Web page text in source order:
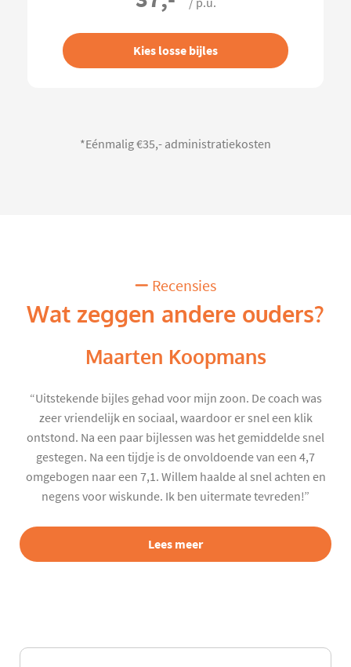
/ p.u.
Kies losse bijles
*Eénmalig €35,- administratiekosten
Recensies
Wat zeggen andere ouders?
Maarten Koopmans
“Uitstekende bijles gehad voor mijn zoon. De coach was
zeer vriendelijk en sociaal, waardoor er snel een klik
ontstond. Na een paar bijlessen was het gemiddelde snel
gestegen. Na een tijdje is de onvoldoende van een 4,7
omgebogen naar een 7,1. Willem haalde al snel achten en
negens voor wiskunde. Ik ben uitermate tevreden!”
Lees meer